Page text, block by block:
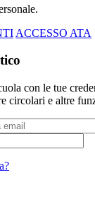
ACCESSO ATA
con le tue
circolari e altre